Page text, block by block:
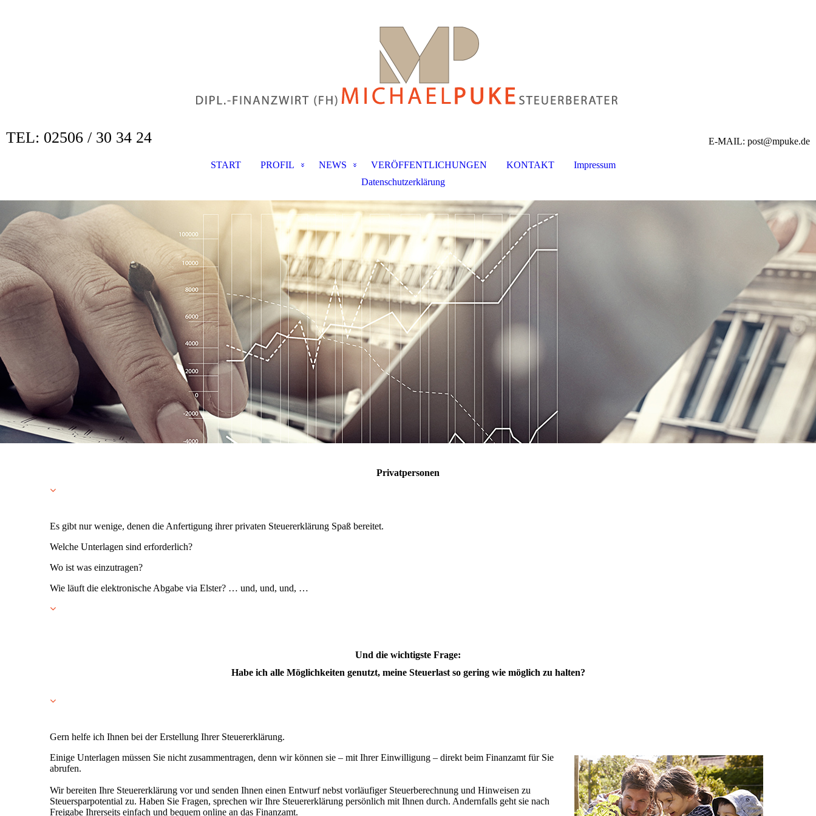
TEL: 02506 / 30 34 24 E-MAIL: post@mpuke.de
START PROFIL NEWS VERÖFFENTLICHUNGEN KONTAKT
Impressum
Datenschutzerklärung
Privatpersonen
Es gibt nur wenige, denen die Anfertigung ihrer privaten Steuererklärung Spaß bereitet.
Welche Unterlagen sind erforderlich?
Wo ist was einzutragen?
Wie läuft die elektronische Abgabe via Elster? … und, und, und, …
Und die wichtigste Frage:
Habe ich alle Möglichkeiten genutzt, meine Steuerlast so gering wie möglich zu halten?
Gern helfe ich Ihnen bei der Erstellung Ihrer Steuererklärung.
Einige Unterlagen müssen Sie nicht zusammentragen, denn wir können sie – mit Ihrer Einwilligung – direkt beim Finanzamt für Sie
abrufen.
Wir bereiten Ihre Steuererklärung vor und senden Ihnen einen Entwurf nebst vorläufiger Steuerberechnung und Hinweisen zu
Steuersparpotential zu. Haben Sie Fragen, sprechen wir Ihre Steuererklärung persönlich mit Ihnen durch. Andernfalls geht sie nach
Freigabe Ihrerseits einfach und bequem online an das Finanzamt.